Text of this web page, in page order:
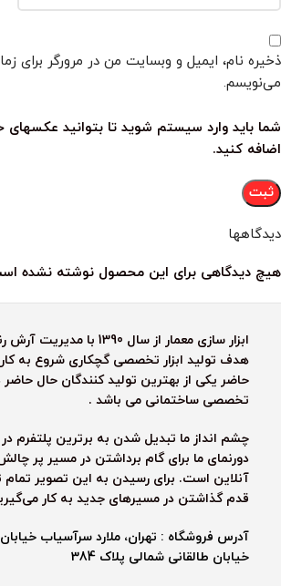
دیدگاهها
هیچ دیدگاهی برای این محصول نوشته نشده
ذخیره نام، ایمیل و وبسایت من در مرورگر برای
می‌نویسم.
شما باید وارد سیستم شوید تا بتوانید عکسهای
اضافه کنید.
ابزار سازی معمار از سال 1390
هدف تولید ابزار تخصصی گچکاری شروع به کار
حاضر یکی از بهترین تولید کنندگان حال حاضر
تخصصی ساختمانی می باشد .
چشم انداز ما تبدیل شدن به برترین پلتفرم در
دورنمای ما برای گام برداشتن در مسیر پر
آنلاین است. برای رسیدن به این تصویر تمام
قدم گذاشتن در مسیرهای جدید به کار
آدرس فروشگاه : تهران، ملارد سرآسیاب
خیابان طالقانی شمالی پلاک 384